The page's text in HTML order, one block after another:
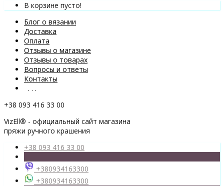
В корзине пусто!
Блог о вязании
Доставка
Оплата
Отзывы о магазине
Отзывы о товарах
Вопросы и ответы
Контакты
. . .
+38 093 416 33 00
VizEll® - официальный сайт магазина
пряжи ручного крашения
+38 093 416 33 00
+380934163300
+380934163300